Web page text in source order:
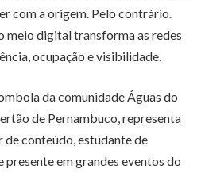
com a origem. Pelo contrário.
meio digital transforma as redes
ocupação e visibilidade.
da comunidade Águas do
de Pernambuco, representa
conteúdo, estudante de
presente em grandes eventos do